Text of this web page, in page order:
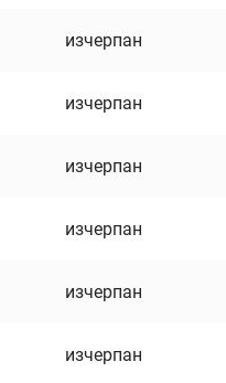
изчерпан
изчерпан
изчерпан
изчерпан
изчерпан
изчерпан